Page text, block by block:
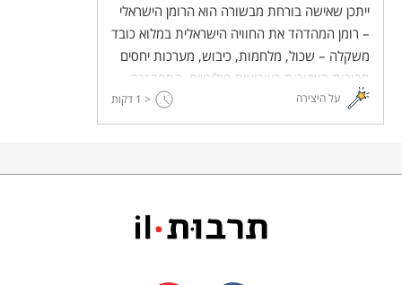
ייתכן שאישה בורחת מבשורה הוא הרומן הישראלי
– רומן המהדהד את החוויה הישראלית במלוא כובד
משקלה – שכול, מלחמות, כיבוש, מערכות יחסים
סבוכות השזורות באירועים פוליטיים. הספר זכה
למשקל מיתי כמעט גם בשל סמיכותו המצמררת
למות בנו של גרוסמן במלחמת לבנון השנייה.
על היצירה < 1 דקות